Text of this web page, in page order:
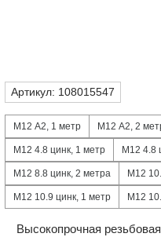
Артикул: 108015547
М12 А2, 1 метр М12 А2, 2
М12 4.8 цинк, 1 метр М12 4.8
М12 8.8 цинк, 2 метра М12
М12 10.9 цинк, 1 метр М12
Высокопрочная